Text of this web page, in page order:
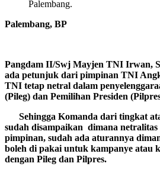
Palembang.
Palembang, BP
Pangdam II/Swj Mayjen TNI Irwan,
ada petunjuk dari pimpinan TNI
TNI tetap netral dalam
(Pileg) dan Pemilihan Presiden
Sehingga Komanda dari tingkat
sudah disampaikan dimana
pimpinan, sudah ada aturannya
boleh di pakai untuk kampanye atau
dengan Pileg dan Pilpres.